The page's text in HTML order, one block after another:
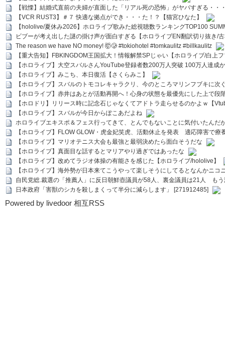
【戦慄】結婚式直前の夫婦が直面した「リアル死の恐怖」がヤバすぎる・・
【VCR RUST3】＃７ 快適な拠点ができ・・・た！？【猫宮ひなた】
【hololive/夏休み2026】ホロライブ歌みた総視聴数ランキングTOP100
ビブーが考え出した謎の掛け声が面白すぎる【ホロライブEN翻訳切り抜き/
The reason we have NO money! 🤯🥲 #tokiohotel #tomkaulitz #billkaulitz
【重大告知】FBKINGDOM王国拡大！情報解禁SPじゃい【ホロライブ/白上
【ホロライブ】大空スバルさんYouTube登録者数200万人突破 100万人達成
【ホロライブ】みこち、本日復活【さくらみこ】
【ホロライブ】スバルのトモコレキャラクリ、今のところマリンフブキに
【ホロライブ】赤井はあとが活動再開へ！心身の状態を最優先にした上で段
【ホロドリ】リリース時に記念石じゃなくてアドトラ走らせるのかよｗ【
【ホロライブ】スバルが今日からぽこあだよね
ホロライブエキスポ＆フェス行ってきて、とんでもないことに気付いたんだ
【ホロライブ】FLOW GLOW・虎金妃笑虎、活動休止を発表 適応障害で療
【ホロライブ】マリオテニス大会も最強と最弱決めたら面白そうだな
【ホロライブ】真面目な話するとマリアやり過ぎではあったな
【ホロライブ】改めてラジオ体操の有能さを感じた【ホロライブ/hololive】
【ホロライブ】海外勢が日本来てこうやって楽しそうにしてるとなんかニコ
自民党総.裁選の「推薦人」に反日朝鮮壺議員が58人、裏金議員は21人 も
日本政府「害獣のシカを殺しまくって半分に減らします」 [271912485]
Powered by livedoor 相互RSS